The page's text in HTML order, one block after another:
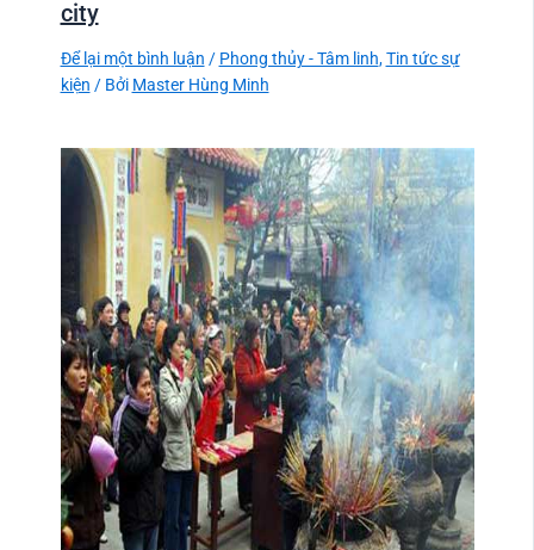
city
Để lại một bình luận / Phong thủy - Tâm linh,Tin tức sự
kiện / Bởi Master Hùng Minh